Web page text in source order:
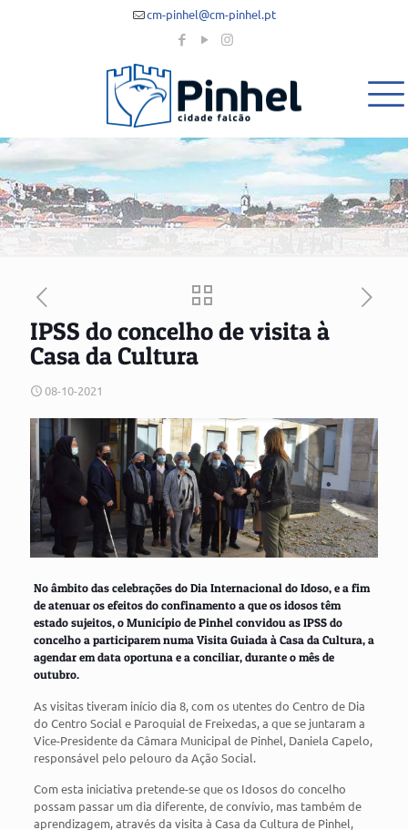
cm-pinhel@cm-pinhel.pt
IPSS do concelho de visita à
Casa da Cultura
08-10-2021
No âmbito das celebrações do Dia Internacional do Idoso, e a fim
de atenuar os efeitos do confinamento a que os idosos têm
estado sujeitos, o Município de Pinhel convidou as IPSS do
concelho a participarem numa Visita Guiada à Casa da Cultura, a
agendar em data oportuna e a conciliar, durante o mês de
outubro.
As visitas tiveram início dia 8, com os utentes do Centro de Dia
do Centro Social e Paroquial de Freixedas, a que se juntaram a
Vice-Presidente da Câmara Municipal de Pinhel, Daniela Capelo,
responsável pelo pelouro da Ação Social.
Com esta iniciativa pretende-se que os Idosos do concelho
possam passar um dia diferente, de convívio, mas também de
aprendizagem, através da visita à Casa da Cultura de Pinhel,